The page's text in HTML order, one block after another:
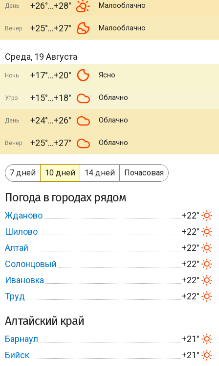
День +26° +28° Малооблачно
Вечер +25° +27° Малооблачно
Среда, 19 Августа
Ночь +17° +20° Ясно
Утро +15° +18° Облачно
День +24° +26° Облачно
Вечер +25° +27° Облачно
7 дней 10 дней 14 дней Почасовая
Погода в городах рядом
Жданово
+22°
Шилово
+22°
Алтай
+22°
Солонцовый
+22°
Ивановка
+22°
Труд
+22°
Алтайский край
Барнаул
+21°
Бийск
+21°